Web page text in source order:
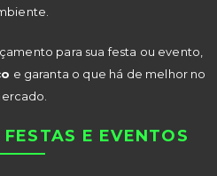
para sua festa ou evento,
e garanta o que há de melhor no
E EVENTOS